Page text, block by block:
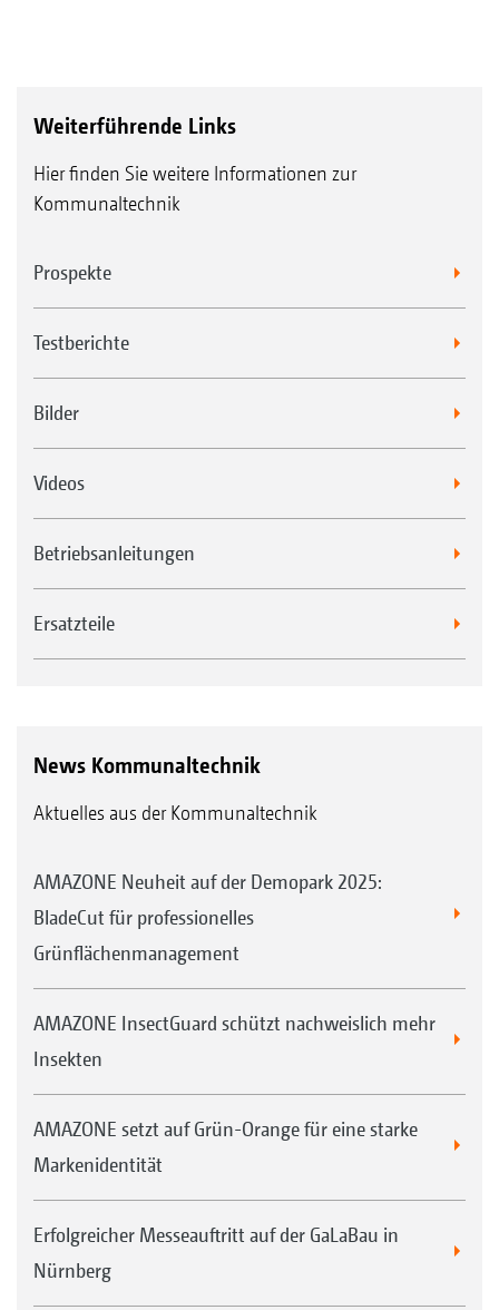
Weiterführende Links
Hier finden Sie weitere Informationen zur
Kommunaltechnik
Prospekte
Testberichte
Bilder
Videos
Betriebsanleitungen
Ersatzteile
News Kommunaltechnik
Aktuelles aus der Kommunaltechnik
AMAZONE Neuheit auf der Demopark 2025:
BladeCut für professionelles
Grünflächenmanagement
AMAZONE InsectGuard schützt nachweislich mehr
Insekten
AMAZONE setzt auf Grün-Orange für eine starke
Markenidentität
Erfolgreicher Messeauftritt auf der GaLaBau in
Nürnberg